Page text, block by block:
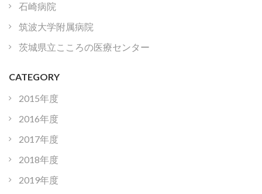
石崎病院
筑波大学附属病院
茨城県立こころの医療センター
CATEGORY
2015年度
2016年度
2017年度
2018年度
2019年度